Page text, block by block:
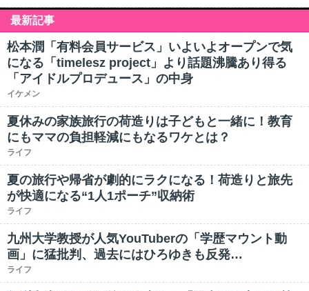
最新記事
松本潤「有料会員サービス」いよいよオープンで気
になる「timelesz project」より話題沸騰あり得る
「アイドルプロデュース」の中身
イケメン
夏休みの家族旅行の荷造りは子どもと一緒に！教育
にもママの負担軽減にもなるワケとは？
ライフ
夏の旅行や帰省が劇的にラクになる！荷造りと旅先
が快適になる“1人1ポーチ”収納術
ライフ
九州大学教授が人気YouTuberの「学歴マウント動
画」に猛批判、過去にはひろゆきも反発…
ライフ